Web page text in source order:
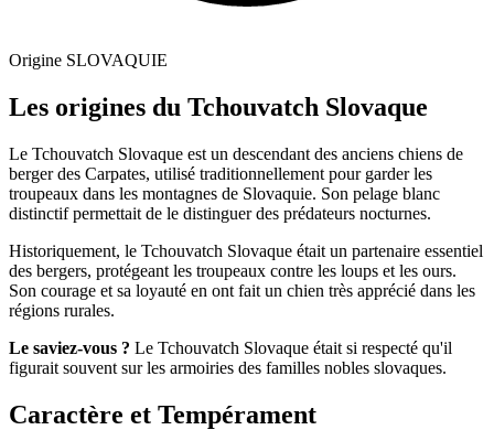
Origine SLOVAQUIE
Les origines du Tchouvatch Slovaque
Le Tchouvatch Slovaque est un descendant des anciens chiens de
berger des Carpates, utilisé traditionnellement pour garder les
troupeaux dans les montagnes de Slovaquie. Son pelage blanc
distinctif permettait de le distinguer des prédateurs nocturnes.
Historiquement, le Tchouvatch Slovaque était un partenaire essentiel
des bergers, protégeant les troupeaux contre les loups et les ours.
Son courage et sa loyauté en ont fait un chien très apprécié dans les
régions rurales.
Le saviez-vous ? Le Tchouvatch Slovaque était si respecté qu'il
figurait souvent sur les armoiries des familles nobles slovaques.
Caractère et Tempérament